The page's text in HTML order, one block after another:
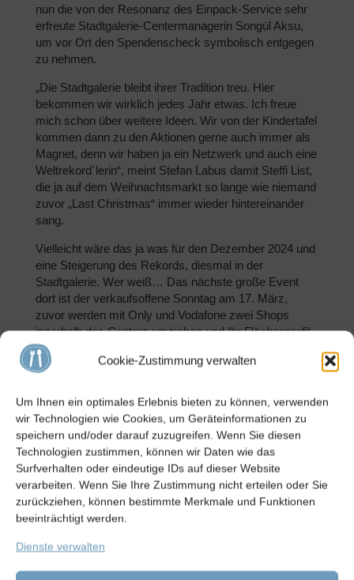
Cookie-Zustimmung verwalten
Um Ihnen ein optimales Erlebnis bieten zu können, verwenden
wir Technologien wie Cookies, um Geräteinformationen zu
speichern und/oder darauf zuzugreifen. Wenn Sie diesen
Technologien zustimmen, können wir Daten wie das
Surfverhalten oder eindeutige IDs auf dieser Website
verarbeiten. Wenn Sie Ihre Zustimmung nicht erteilen oder Sie
zurückziehen, können bestimmte Merkmale und Funktionen
beeinträchtigt werden.
Dienste verwalten
nun die von der Resonanz des Einpack-Service sehr
erfreute Stadtgalerie-Centermanagerin Songül Aksu,
um vor Ort den Spendenscheck symbolisch entgegen
zu nehmen.
„Die Stadtgalerie bleibt ihrer Tradition treu. Hier
bekommen wir wirklich jedes Jahr etwas. Ich freue
mich schon über weitere Ideen. Wir von der Kindertafel
kommen dann zu den Aktionen gerne auch immer als
Magnet, denn wir haben ja ein Netzwerk und auch eine
Weltrekord´lerin“, meint Stefan Labus damit Steffi List,
die ja auf dem Weihnachtsmarkt so lange wie niemand
zuvor „Last Christmas“ immer wieder hintereinander
sang.
Vielleicht wäre das ja was für den Dezember 2024 und
eine Steigerung des Rekords, diesmal in der
Stadtgalerie. Wer weiß… Das nächste große Event
dort ist der verkaufsoffene Sonntag am 17. März,
zuvor werden mit Only und Vodafone zwei Shops
innerhalb des Centers umziehen und Ihr Flächenprofil
optimieren. Für den Sommer ist dann eine Kooperation
der Stadtgalerie mit dem 1. FC Schweinfurt 05
Schon am 13. Februar wird Centermanagerin Songül
Aksu vermutlich wieder die Schweinfurter Kindertafel
unterstützen. Von Stefan Labus wurde sie eingeladen,
um beim großen Faschingsumzug in der Innenstadt
auf dem Kindertafel-Wagen mitzufahren.